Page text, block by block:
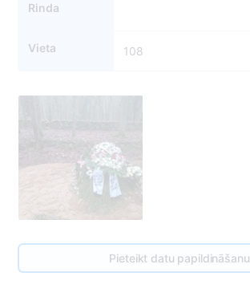
Rinda
Vieta 108
Pieteikt datu papildināšanu
107